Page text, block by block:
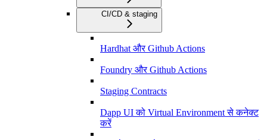
CI/CD & staging
Hardhat और Github Actions
Foundry और Github Actions
Staging Contracts
Dapp UI को Virtual Environment से कनेक्ट
करें